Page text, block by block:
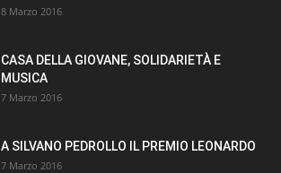
8 Marzo 2016
CASA DELLA GIOVANE, SOLIDARIETÀ E
MUSICA
7 Marzo 2016
A SILVANO PEDROLLO IL PREMIO LEONARDO
7 Marzo 2016